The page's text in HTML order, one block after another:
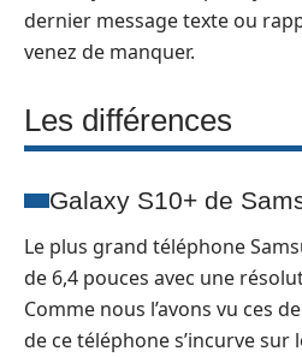
dernier message texte ou
venez de manquer.
Les différences
Galaxy S10+ de
Le plus grand téléphone
de 6,4 pouces avec une
Comme nous l’avons vu ces
de ce téléphone s’incurve